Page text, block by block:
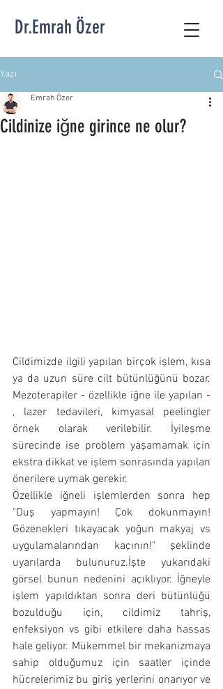
Dr.Emrah Özer
Yazı
Cildinize iğne girince ne olur?
Emrah Özer
Cildimizde ilgili yapılan birçok işlem, kısa
ya da uzun süre cilt bütünlüğünü bozar.
Mezoterapiler - özellikle iğne ile yapılan -
, lazer tedavileri, kimyasal peelingler
örnek olarak verilebilir. İyileşme
sürecinde ise problem yaşamamak için
ekstra dikkat ve işlem sonrasında yapılan
önerilere uymak gerekir.
Özellikle iğneli işlemlerden sonra hep
"Duş yapmayın! Çok dokunmayın!
Gözenekleri tıkayacak yoğun makyaj vs
uygulamalarından kaçının!" şeklinde
uyarılarda bulunuruz.İşte yukarıdaki
görsel bunun nedenini açıklıyor. İğneyle
işlem yapıldıktan sonra deri bütünlüğü
bozulduğu için, cildimiz tahriş,
enfeksiyon vs gibi etkilere daha hassas
hale geliyor. Mükemmel bir mekanizmaya
sahip olduğumuz için saatler içinde
hücrelerimiz bu giriş yerlerini onarıyor ve